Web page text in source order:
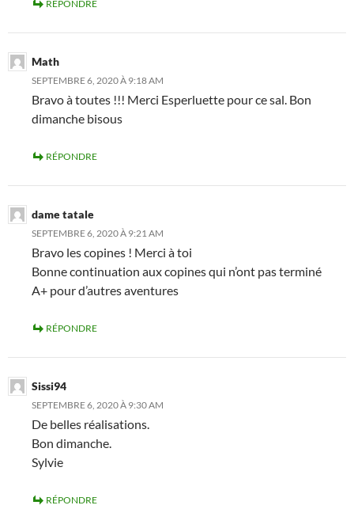
RÉPONDRE
Math
SEPTEMBRE 6, 2020 À 9:18 AM
Bravo à toutes !!! Merci Esperluette pour ce sal. Bon
dimanche bisous
RÉPONDRE
dame tatale
SEPTEMBRE 6, 2020 À 9:21 AM
Bravo les copines ! Merci à toi
Bonne continuation aux copines qui n’ont pas terminé
A+ pour d’autres aventures
RÉPONDRE
Sissi94
SEPTEMBRE 6, 2020 À 9:30 AM
De belles réalisations.
Bon dimanche.
Sylvie
RÉPONDRE